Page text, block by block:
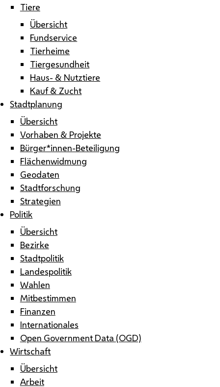
Tiere
Übersicht
Fundservice
Tierheime
Tiergesundheit
Haus- & Nutztiere
Kauf & Zucht
Stadtplanung
Übersicht
Vorhaben & Projekte
Bürger*innen-Beteiligung
Flächenwidmung
Geodaten
Stadtforschung
Strategien
Politik
Übersicht
Bezirke
Stadtpolitik
Landespolitik
Wahlen
Mitbestimmen
Finanzen
Internationales
Open Government Data (OGD)
Wirtschaft
Übersicht
Arbeit